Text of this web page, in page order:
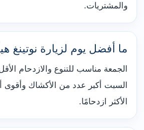
والمشتريات.
ما أفضل يوم لزيارة نوتينغ
الجمعة مناسب للتنوع والازدحام
السبت أكبر عدد من الأكشاك وأقوى
الأكثر ازدحامًا.